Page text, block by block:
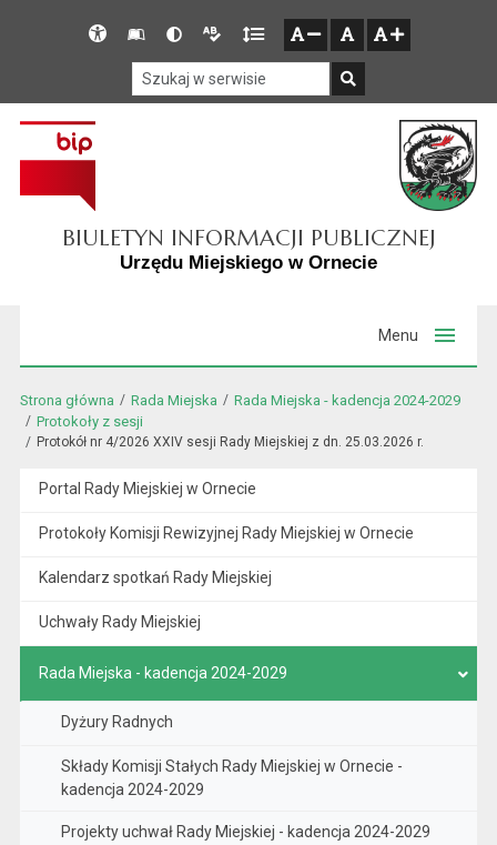
Przejdź do głównego menu
Przejdź do treści
Przejdź do mapy serwisu
Deklaracja
SłownikWersjaWersja
tekstowa
Gęstość
tekstu
BIULETYN INFORMACJI PUBLICZNEJ
Urzędu Miejskiego w Ornecie
Menu
Strona główna Rada Miejska
Rada Miejska - kadencja 2024-2029
Protokoły z sesji
Protokół nr 4/2026 XXIV sesji Rady Miejskiej z dn. 25.03.2026 r.
Portal Rady Miejskiej w Ornecie
Protokoły Komisji Rewizyjnej Rady Miejskiej w Ornecie
Kalendarz spotkań Rady Miejskiej
Uchwały Rady Miejskiej
Rada Miejska - kadencja 2024-2029
Dyżury Radnych
Składy Komisji Stałych Rady Miejskiej w Ornecie -
kadencja 2024-2029
Projekty uchwał Rady Miejskiej - kadencja 2024-2029